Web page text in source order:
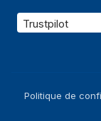
Trustpilot
Politique de